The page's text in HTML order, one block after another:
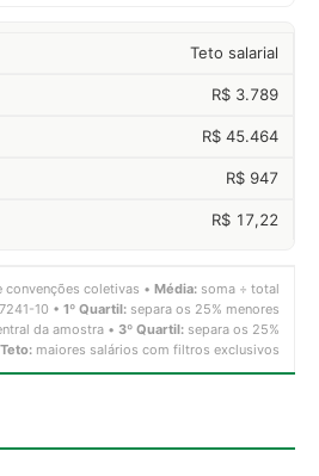
Teto salarial
R$ 3.789
R$ 45.464
R$ 947
R$ 17,22
coletivas • Média: soma ÷ total
10 • 1º Quartil: separa os 25% menores
da amostra • 3º Quartil: separa os 25%
Teto: maiores salários com filtros exclusivos